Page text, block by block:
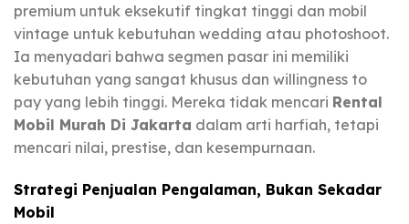
premium untuk eksekutif tingkat tinggi dan mobil
vintage untuk kebutuhan wedding atau photoshoot.
Ia menyadari bahwa segmen pasar ini memiliki
kebutuhan yang sangat khusus dan willingness to
pay yang lebih tinggi. Mereka tidak mencari Rental
Mobil Murah Di Jakarta dalam arti harfiah, tetapi
mencari nilai, prestise, dan kesempurnaan.
Strategi Penjualan Pengalaman, Bukan Sekadar
Mobil